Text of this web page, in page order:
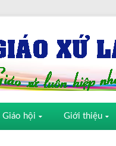
Giáo hội Giới thiệu